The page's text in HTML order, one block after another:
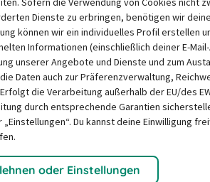
wichtigen
verläuft,
Dienste zu erbringen, benötigen wir
können wir ein individuelles Profil erstellen
Informationen (einschließlich deiner E-
unserer Angebote und Dienste und zum
Daten auch zur Präferenzverwaltung,
die Verarbeitung außerhalb der EU/des
durch entsprechende Garantien
„Einstellungen“. Du kannst deine Einwilligung
oder Einstellungen